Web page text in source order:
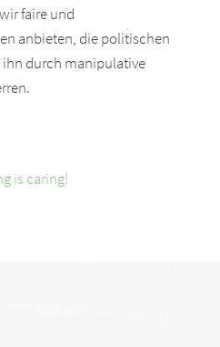
faire und
anbieten, die politischen
durch manipulative
is caring!